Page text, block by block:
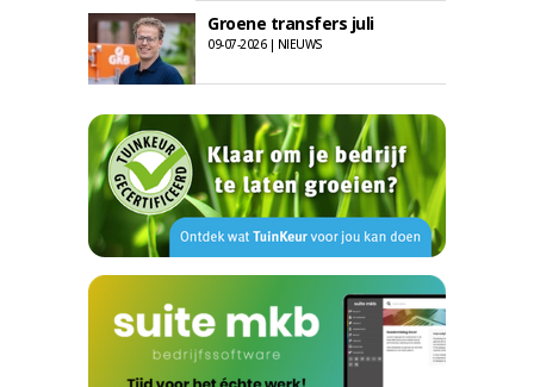
Groene transfers juli
09-07-2026 | NIEUWS